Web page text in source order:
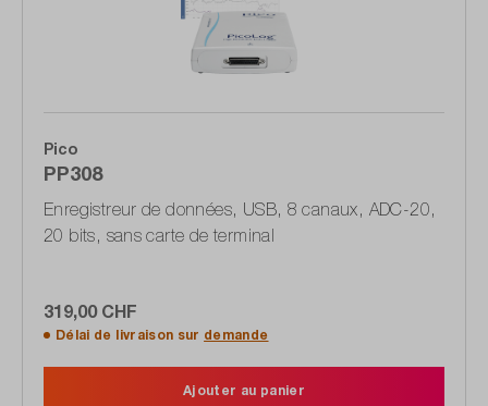
Pico
PP308
Enregistreur de données, USB, 8 canaux, ADC-20,
20 bits, sans carte de terminal
319,00 CHF
Délai de livraison sur demande
Ajouter au panier